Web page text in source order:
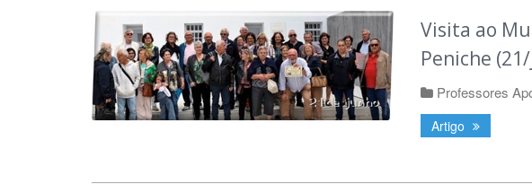
Visita ao
Peniche
Professores
Artigo